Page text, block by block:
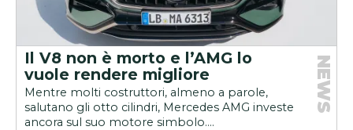
Il V8 non è morto e l’AMG lo
vuole rendere migliore
Mentre molti costruttori, almeno a parole,
salutano gli otto cilindri, Mercedes AMG investe
ancora sul suo motore simbolo....
NEWS